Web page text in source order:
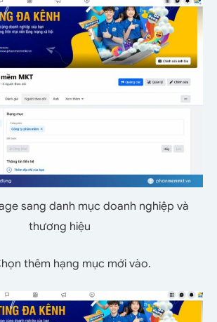
sang danh mục doanh nghiệp và
thương hiệu
thêm hạng mục mới vào.